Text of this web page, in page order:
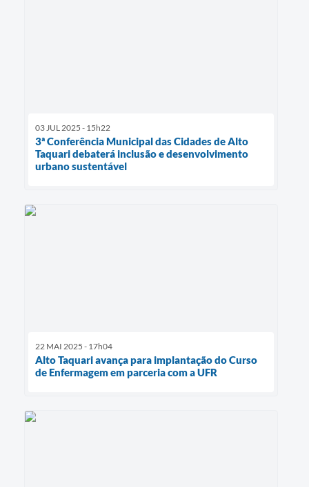
03 JUL 2025 - 15h22
3ª Conferência Municipal das Cidades de Alto
Taquari debaterá inclusão e desenvolvimento
urbano sustentável
22 MAI 2025 - 17h04
Alto Taquari avança para implantação do Curso
de Enfermagem em parceria com a UFR